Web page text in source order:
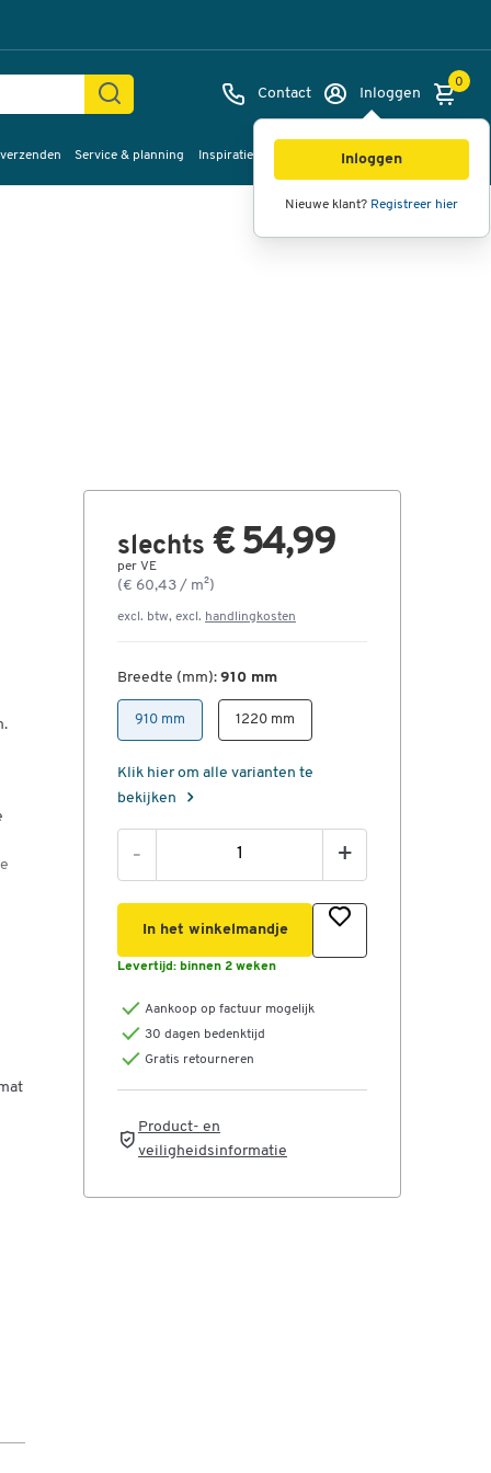
Contact Inloggen
Inloggen
Nieuwe klant? Registreer hier
0
Service & planning Inspiratie
slechts € 54,99
per VE
(€ 60,43 / m²)
excl. btw, excl. handlingkosten
Breedte (mm): 910 mm
910 mm 1220 mm
Klik hier om alle varianten te
bekijken
- +
In het winkelmandje
Levertijd: binnen 2 weken
Aankoop op factuur mogelijk
30 dagen bedenktijd
Gratis retourneren
Product- en
veiligheidsinformatie
Afbeeldingen Video's
360°
weergave